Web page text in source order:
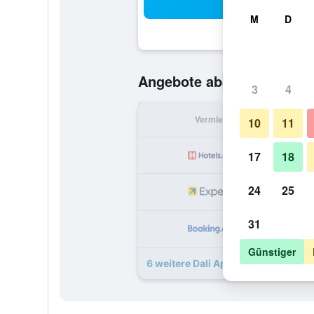
Angebote ab85 € Günstigste
Vermieter
6 weitere Dali Aparthotel Angebote
M D
3 4
10 11
17 18
24 25
31
Günstiger